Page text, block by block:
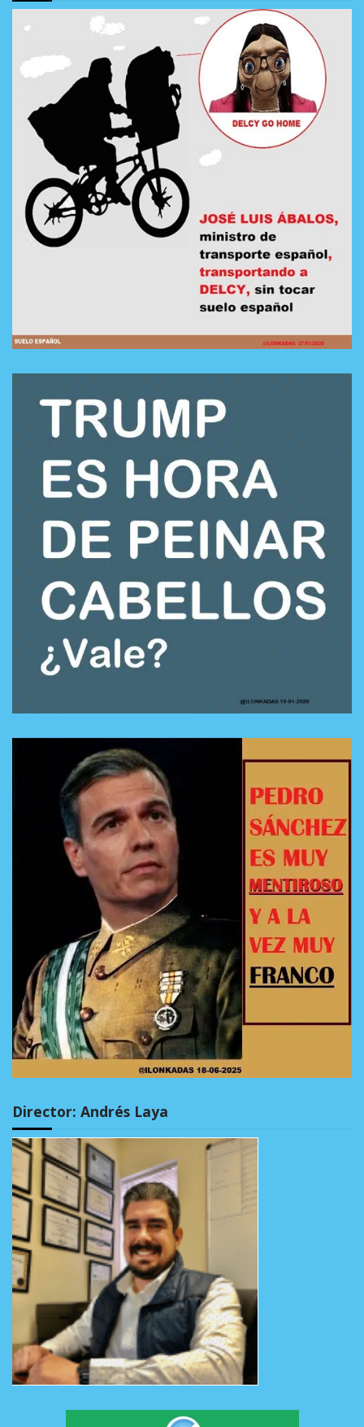
Director: Andrés Laya